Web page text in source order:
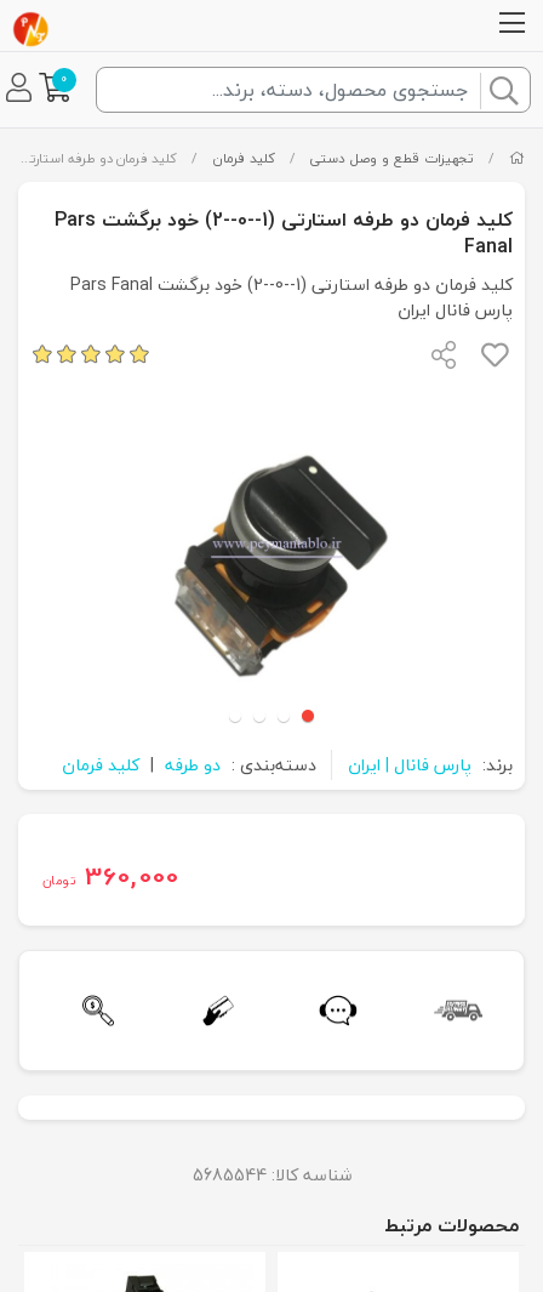
0
/ تجهیزات قطع و وصل دستی / کلید فرمان / کلید فرمان دو طرفه استارتی (1--0--2) خود برگشت Pars Fanal
کلید فرمان دو طرفه استارتی (1--0--2) خود برگشت Pars
Fanal
کلید فرمان دو طرفه استارتی (1--0--2) خود برگشت Pars Fanal
پارس فانال ایران
برند: پارس فانال | ایران دسته‌بندی : دو طرفه | کلید فرمان
360,000 تومان
شناسه کالا:5685544
محصولات مرتبط